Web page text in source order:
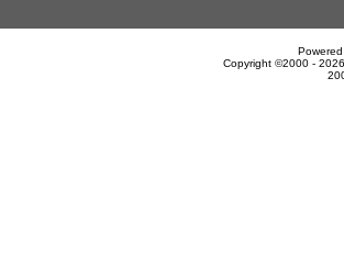
Copyright ©2000 -